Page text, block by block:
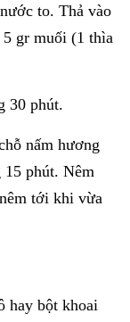
to. Thả vào
5 gr muối (1 thìa
30 phút.
nấm hương
phút. Nêm
tới khi vừa
hay bột khoai